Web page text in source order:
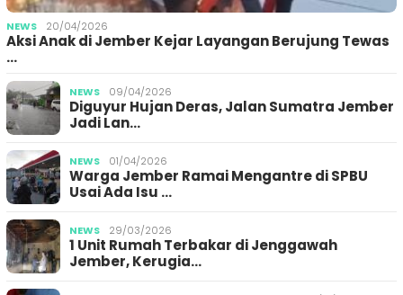
NEWS 20/04/2026
Aksi Anak di Jember Kejar Layangan Berujung Tewas
…
NEWS 09/04/2026
Diguyur Hujan Deras, Jalan Sumatra Jember
Jadi Lan…
NEWS 01/04/2026
Warga Jember Ramai Mengantre di SPBU
Usai Ada Isu …
NEWS 29/03/2026
1 Unit Rumah Terbakar di Jenggawah
Jember, Kerugia…